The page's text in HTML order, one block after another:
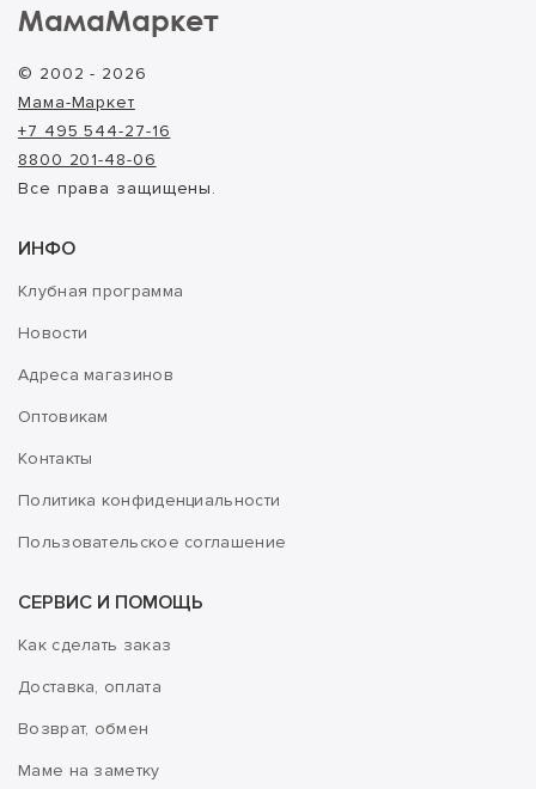
МамаМаркет
© 2002 - 2026
Мама-Маркет
+7 495 544-27-16
8800 201-48-06
Все права защищены.
ИНФО
Клубная программа
Новости
Адреса магазинов
Оптовикам
Контакты
Политика конфиденциальности
Пользовательское соглашение
СЕРВИС И ПОМОЩЬ
Как сделать заказ
Доставка, оплата
Возврат, обмен
Маме на заметку